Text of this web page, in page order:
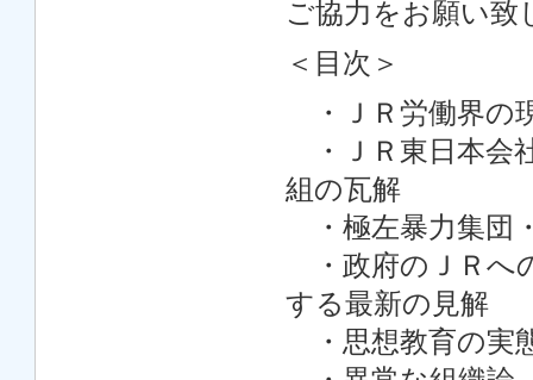
ご協力をお願い致
＜目次＞
・ＪＲ労働界の
・ＪＲ東日本会
組の瓦解
・極左暴力集団
・政府のＪＲへ
する最新の見解
・思想教育の実